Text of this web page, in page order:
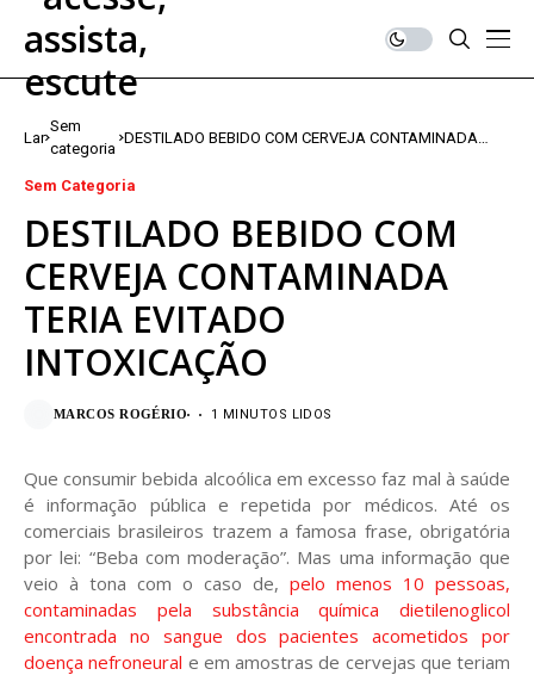
Lar
Sem
categoria
DESTILADO BEBIDO COM CERVEJA CONTAMINADA
Sem Categoria
DESTILADO BEBIDO COM
CERVEJA CONTAMINADA
TERIA EVITADO
INTOXICAÇÃO
MARCOS ROGÉRIO 1 MINUTOS LIDOS
Que consumir bebida alcoólica em excesso faz mal à saúde
é informação pública e repetida por médicos. Até os
comerciais brasileiros trazem a famosa frase, obrigatória
por lei: “Beba com moderação”. Mas uma informação que
veio à tona com o caso de, pelo menos 10 pessoas,
contaminadas pela substância química dietilenoglicol
encontrada no sangue dos pacientes acometidos por
doença nefroneural e em amostras de cervejas que teriam